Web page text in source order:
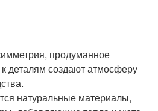
продуманное
деталям создают атмосферу
натуральные материалы,